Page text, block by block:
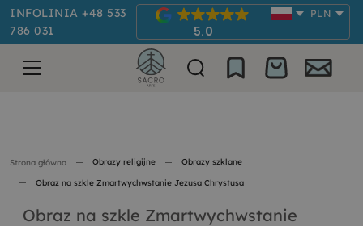
INFOLINIA +48 533
786 031
5.0
PLN
Strona główna Obrazy religijne Obrazy szklane
Obraz na szkle Zmartwychwstanie Jezusa Chrystusa
Obraz na szkle Zmartwychwstanie